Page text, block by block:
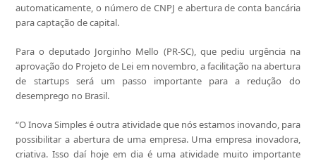
automaticamente, o número de CNPJ e abertura de conta bancária
para captação de capital.
Para o deputado Jorginho Mello (PR-SC), que pediu urgência na
aprovação do Projeto de Lei em novembro, a facilitação na abertura
de startups será um passo importante para a redução do
desemprego no Brasil.
“O Inova Simples é outra atividade que nós estamos inovando, para
possibilitar a abertura de uma empresa. Uma empresa inovadora,
criativa. Isso daí hoje em dia é uma atividade muito importante